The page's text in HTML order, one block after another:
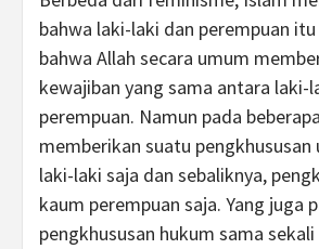
bahwa laki-laki dan perempuan
bahwa Allah secara umum
kewajiban yang sama antara laki-
perempuan. Namun pada
memberikan suatu pengkhususan
laki-laki saja dan sebaliknya,
kaum perempuan saja. Yang juga
pengkhususan hukum sama